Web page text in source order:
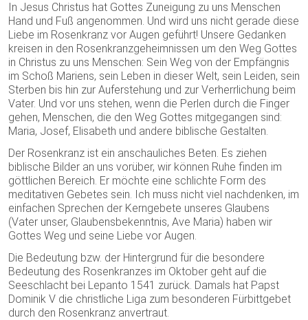
In Jesus Christus hat Gottes Zuneigung zu uns Menschen
Hand und Fuß angenommen. Und wird uns nicht gerade diese
Liebe im Rosenkranz vor Augen geführt! Unsere Gedanken
kreisen in den Rosenkranzgeheimnissen um den Weg Gottes
in Christus zu uns Menschen: Sein Weg von der Empfängnis
im Schoß Mariens, sein Leben in dieser Welt, sein Leiden, sein
Sterben bis hin zur Auferstehung und zur Verherrlichung beim
Vater. Und vor uns stehen, wenn die Perlen durch die Finger
gehen, Menschen, die den Weg Gottes mitgegangen sind:
Maria, Josef, Elisabeth und andere biblische Gestalten.
Der Rosenkranz ist ein anschauliches Beten. Es ziehen
biblische Bilder an uns vorüber, wir können Ruhe finden im
göttlichen Bereich. Er möchte eine schlichte Form des
meditativen Gebetes sein. Ich muss nicht viel nachdenken, im
einfachen Sprechen der Kerngebete unseres Glaubens
(Vater unser, Glaubensbekenntnis, Ave Maria) haben wir
Gottes Weg und seine Liebe vor Augen.
Die Bedeutung bzw. der Hintergrund für die besondere
Bedeutung des Rosenkranzes im Oktober geht auf die
Seeschlacht bei Lepanto 1541 zurück. Damals hat Papst
Dominik V die christliche Liga zum besonderen Fürbittgebet
durch den Rosenkranz anvertraut.